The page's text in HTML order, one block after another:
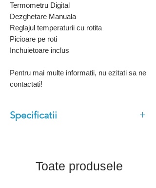
Termometru Digital
Dezghetare Manuala
Reglajul temperaturii cu rotita
Picioare pe roti
Inchuietoare inclus
Pentru mai multe informatii, nu ezitati sa ne
contactati!
Specificatii
Design personalizat ca optiune
Termometru digital
Toate produsele